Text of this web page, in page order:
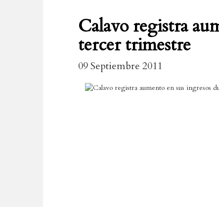
Calavo registra
tercer trimestre
09 Septiembre 2011